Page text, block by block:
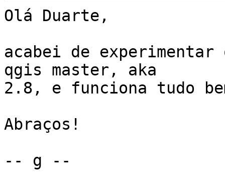
Olá Duarte,
acabei de experimentar
qgis master, aka
2.8, e funciona tudo
Abraços!
-- g --